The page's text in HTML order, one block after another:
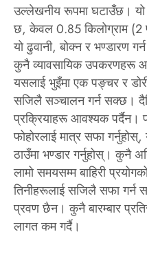
उल्लेखनीय रूपमा घटाउँछ।
छ, केवल 0.85 किलोग्राम (2
यो ढुवानी, बोक्न र भण्डारण
कुनै व्यावसायिक उपकरणहरू
यसलाई भुइँमा एक पङ्चर र
सजिलै सञ्चालन गर्न सक्छ।
प्रक्रियाहरू आवश्यक पर्दैन।
फोहोरलाई मात्र सफा
ठाउँमा भण्डार गर्नुहोस्। कुनै
लामो समयसम्म बाहिरी
तिनीहरूलाई सजिलै सफा गर्न
प्रवण छैन। कुनै बारम्बार
लागत कम गर्दै।